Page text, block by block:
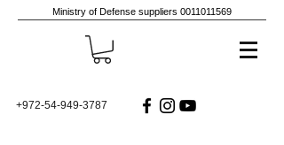
Ministry of Defense suppliers 0011011569
+972-54-949-3787